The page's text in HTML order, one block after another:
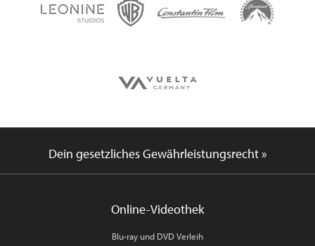
Dein gesetzliches Gewährleistungsrecht »
Online-Videothek
Blu-ray und DVD Verleih